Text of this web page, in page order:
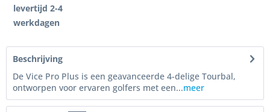
levertijd 2-4
werkdagen
Beschrijving
De Vice Pro Plus is een geavanceerde 4-delige Tourbal,
ontworpen voor ervaren golfers met een...meer